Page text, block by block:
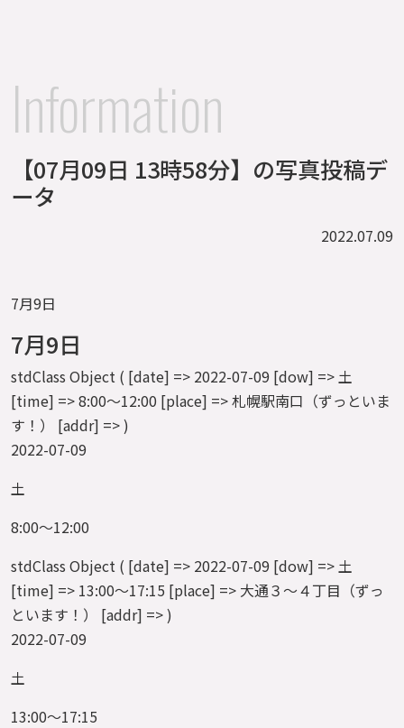
Information
【07月09日 13時58分】の写真投稿デ
ータ
2022.07.09
7月9日
7月9日
stdClass Object ( [date] => 2022-07-09 [dow] => 土
[time] => 8:00～12:00 [place] => 札幌駅南口（ずっといま
す！） [addr] => )
2022-07-09
土
8:00～12:00
stdClass Object ( [date] => 2022-07-09 [dow] => 土
[time] => 13:00～17:15 [place] => 大通３～４丁目（ずっ
といます！） [addr] => )
2022-07-09
土
13:00～17:15